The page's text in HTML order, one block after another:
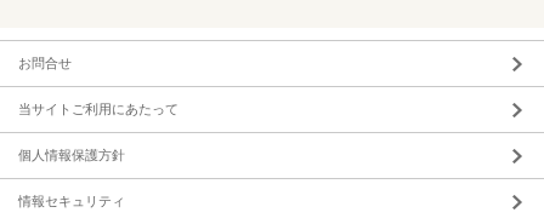
お問合せ
当サイトご利用にあたって
個人情報保護方針
情報セキュリティ